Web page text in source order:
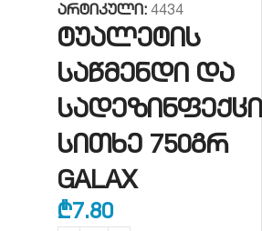
არტიკული: 4434
ტუალეტის
საწმენდი და
სითხე 750გრ
GALAX
₾7.80